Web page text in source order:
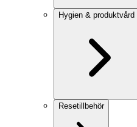
Hygien & produktvård
Resetillbehör